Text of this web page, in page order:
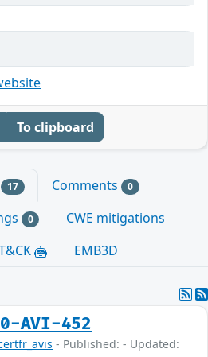
To clipboard
17 Comments 0
0
CWE mitigations
EMB3D
AVI-452
- Published: - Updated: